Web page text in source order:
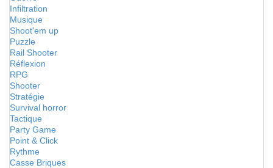
Infiltration
Musique
Shoot'em up
Puzzle
Rail Shooter
Réflexion
RPG
Shooter
Stratégie
Survival horror
Tactique
Party Game
Point & Click
Rythme
Casse Briques